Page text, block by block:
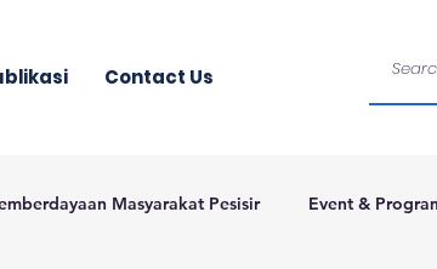
Contact Us
Masyarakat Pesisir Event &